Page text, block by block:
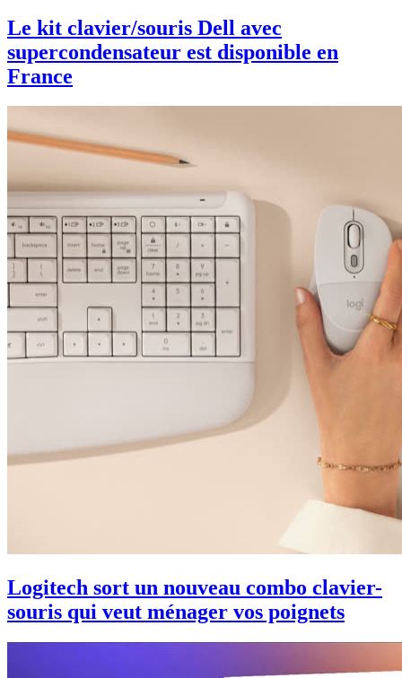
Le kit clavier/souris Dell avec
supercondensateur est disponible en
France
Logitech sort un nouveau combo clavier-
souris qui veut ménager vos poignets